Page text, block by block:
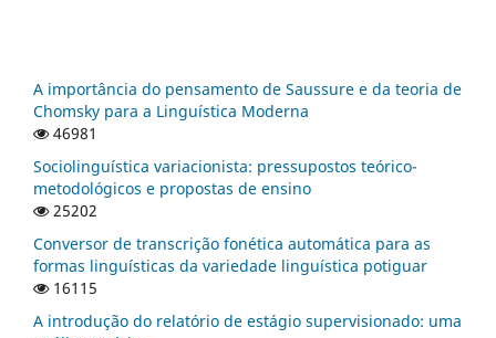
A importância do pensamento de Saussure e da teoria de
Chomsky para a Linguística Moderna
46981
Sociolinguística variacionista: pressupostos teórico-
metodológicos e propostas de ensino
25202
Conversor de transcrição fonética automática para as
formas linguísticas da variedade linguística potiguar
16115
A introdução do relatório de estágio supervisionado: uma